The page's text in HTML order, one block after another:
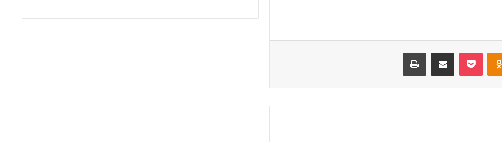
Odnoklassniki
‫Pocket مشاركة عبر البريد طباعة